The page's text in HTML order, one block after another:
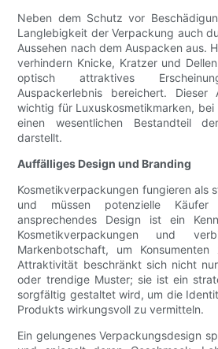
Neben dem Schutz vor
Langlebigkeit der Verpackung auch
Aussehen nach dem Auspacken aus.
verhindern Knicke, Kratzer und
optisch attraktives
Auspackerlebnis bereichert.
wichtig für Luxuskosmetikmarken,
einen wesentlichen Bestandteil
darstellt.
Auffälliges Design und Branding
Kosmetikverpackungen fungieren als
und müssen potenzielle
ansprechendes Design ist ein
Kosmetikverpackungen und
Markenbotschaft, um
Attraktivität beschränkt sich nicht
oder trendige Muster; sie ist ein
sorgfältig gestaltet wird, um die
Produkts wirkungsvoll zu vermitteln.
Ein gelungenes Verpackungsdesign